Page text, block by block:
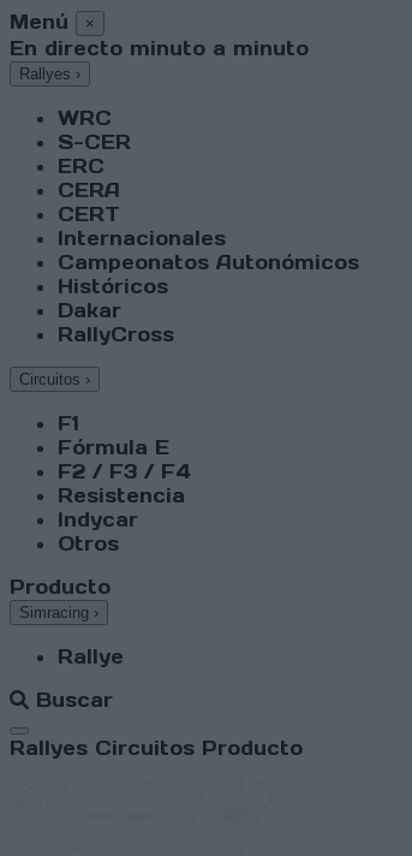
Menú ×
En directo minuto a minuto
Rallyes ›
WRC
S-CER
ERC
CERA
CERT
Internacionales
Campeonatos Autonómicos
Históricos
Dakar
RallyCross
Circuitos ›
F1
Fórmula E
F2 / F3 / F4
Resistencia
Indycar
Otros
Producto
Simracing ›
Rallye
Buscar
Abrir menú
Rallyes Circuitos Producto